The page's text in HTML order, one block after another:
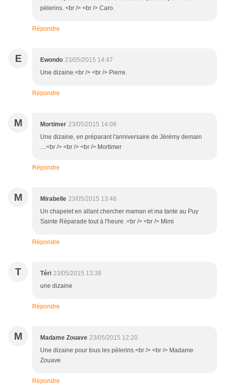
pèlerins. <br /> <br /> Caro.
Répondre
E Ewondo 23/05/2015 14:47
Une dizaine.<br /> <br /> Pierre.
Répondre
M Mortimer 23/05/2015 14:08
Une dizaine, en préparant l'anniversaire de Jérémy demain
....<br /> <br /> <br /> Mortimer
Répondre
M Mirabelle 23/05/2015 13:48
Un chapelet en allant chercher maman et ma tante au Puy
Sainte Réparade tout à l'heure .<br /> <br /> Mimi
Répondre
T Téri 23/05/2015 13:38
une dizaine
Répondre
M Madame Zouave 23/05/2015 12:20
Une dizaine pour tous les pèlerins.<br /> <br /> Madame
Zouave
Répondre